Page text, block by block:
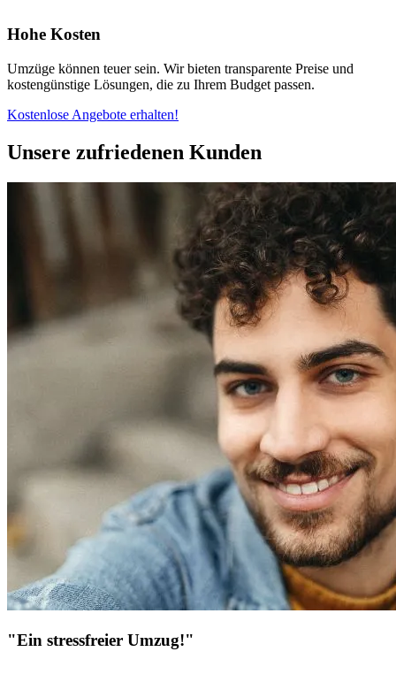
Hohe Kosten
Umzüge können teuer sein. Wir bieten transparente Preise und
kostengünstige Lösungen, die zu Ihrem Budget passen.
Kostenlose Angebote erhalten!
Unsere zufriedenen Kunden
"Ein stressfreier Umzug!"